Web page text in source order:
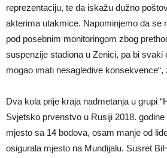
reprezentaciju, te da iskažu dužno
akterima utakmice. Napominjemo da se
pod posebnim monitoringom zbog
suspenzije stadiona u Zenici, pa bi svaki
mogao imati nesagledive
Dva kola prije kraja nadmetanja u grupi
Svjetsko prvenstvo u Rusiji 2018.
mjesto sa 14 bodova, osam manje od
osigurala mjesto na Mundijalu. Susret